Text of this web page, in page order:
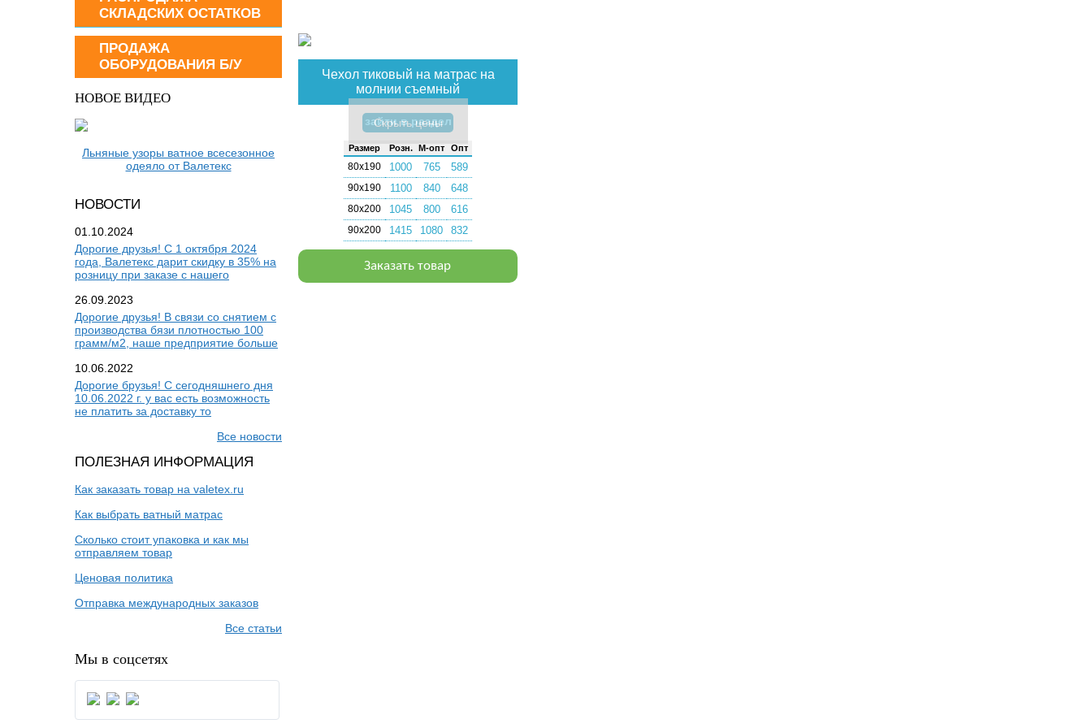
СКЛАДСКИХ ОСТАТКОВ
ПРОДАЖА
ОБОРУДОВАНИЯ Б/У
НОВОЕ ВИДЕО
Льняные узоры ватное всесезонное
одеяло от Валетекс
НОВОСТИ
01.10.2024
Дорогие друзья! С 1 октября 2024
года, Валетекс дарит скидку в 35% на
розницу при заказе с нашего
26.09.2023
Дорогие друзья! В связи со снятием с
производства бязи плотностью 100
грамм/м2, наше предприятие больше
10.06.2022
Дорогие брузья! С сегодняшнего дня
10.06.2022 г. у вас есть возможность
не платить за доставку то
Все новости
ПОЛЕЗНАЯ ИНФОРМАЦИЯ
Как заказать товар на valetex.ru
Как выбрать ватный матрас
Сколько стоит упаковка и как мы
отправляем товар
Ценовая политика
Отправка международных заказов
Все статьи
Мы в соцсетях
Чехол тиковый на матрас на
молнии съемный
зайти в раздел
Скрыть цены
Раз­мер Розн. М-опт Опт
80х190 1000 765 589
90х190 1100 840 648
80х200 1045 800 616
90х200 1415 1080 832
Заказать товар